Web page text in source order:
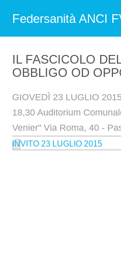
Federsanità ANCI
IL FASCICOLO
OBBLIGO OD
GIOVEDÌ 23 LUGLIO
18,30 Auditorium
Venier" Via Roma, 40 -
INVITO 23 LUGLIO 2015